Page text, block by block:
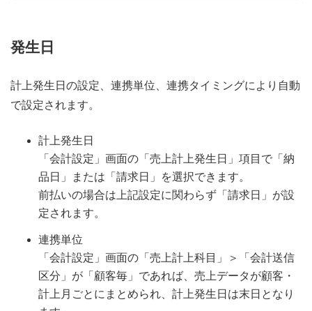
発生日
計上発生日の設定、連携単位、連携タイミングにより自動
で設定されます。
計上発生日
「会計設定」画面の「売上計上発生日」項目で「納
品日」または「請求日」を選択できます。
前払いの場合は上記設定に関わらず「請求日」が設
定されます。
連携単位
「会計設定」画面の「売上計上科目」＞「会計送信
区分」が「顧客毎」であれば、売上データが顧客・
計上月ごとにまとめられ、計上発生日は末日となり